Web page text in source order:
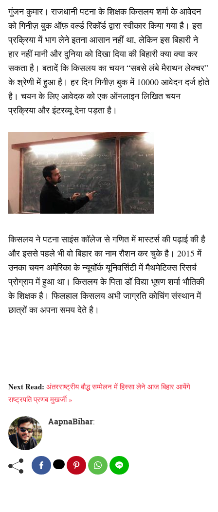
गुंजन कुमार। राजधानी पटना के शिक्षक किसलय शर्मा के आवेदन
को गिनीज़ बुक ऑफ़ वर्ल्ड रिकॉर्ड द्वारा स्वीकार किया गया है। इस
प्रक्रिया में भाग लेने इतना आसान नहीं था, लेकिन इस बिहारी ने
हार नहीं मानी और दुनिया को दिखा दिया की बिहारी क्या क्या कर
सकता है। बतादें कि किसलय का चयन “सबसे लंबे मैराथन लेक्चर”
के श्रेणी में हुआ है। हर दिन गिनीज़ बुक में 10000 आवेदन दर्ज होते
है। चयन के लिए आवेदक को एक ऑनलाइन लिखित चयन
प्रक्रिया और इंटरव्यू देना पड़ता है।
किसलय ने पटना साइंस कॉलेज से गणित में मास्टर्स की पढ़ाई की है
और इससे पहले भी वो बिहार का नाम रौशन कर चुके है। 2015 में
उनका चयन अमेरिका के न्यूयॉर्क यूनिवर्सिटी में मैथमेटिक्स रिसर्च
प्रोग्राम में हुआ था। किसलय के पिता डॉ विद्या भूषण शर्मा भौतिकी
के शिक्षक है। फिलहाल किसलय अभी जाग्रति कोचिंग संस्थान में
छात्रों का अपना समय देते है।
Next Read: अंतरराष्ट्रीय बौद्ध सम्मेलन में हिस्सा लेने आज बिहार आयेंगे
राष्ट्रपति प्रणब मुखर्जी »
AapnaBihar: